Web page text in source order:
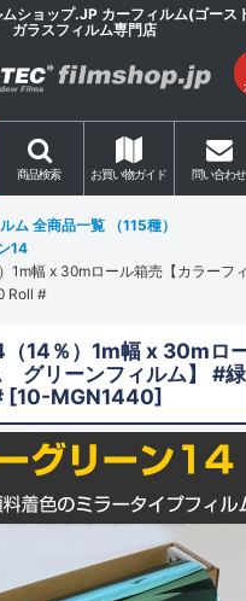
ショップ.JP カーフィルム(ゴース
ガラスフィルム専門店
商品検索 お買い物ガイド 問い合わせ
ム 全商品一覧 （115種）
14
1m幅 x 30mロール箱売【カラー
Roll #
（14％）1m幅 x 30mロ
グリーンフィルム】 #緑
[10-MGN1440]